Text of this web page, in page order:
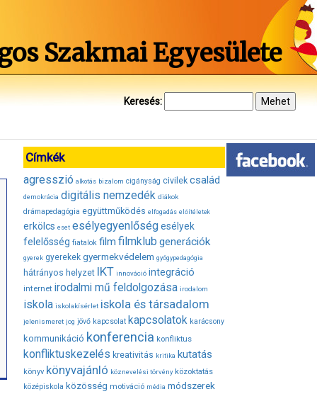
Szakmai Egyesülete
Keresés:
Címkék
agresszió alkotás bizalom cigányság civilek család
demokrácia digitális nemzedék diákok
drámapedagógia együttműködés elfogadás előítéletek
erkölcs eset esélyegyenlőségesélyek
felelősség fiatalok film filmklub generációk
gyerek gyerekek gyermekvédelem gyógypedagógia
hátrányos helyzet IKT innováció integráció
internet irodalmi mű feldolgozása irodalom
iskola iskolakísérlet iskola és társadalom
jelenismeret jog jövő kapcsolat kapcsolatok karácsony
kommunikáció konferencia konfliktus
konfliktuskezelés kreativitás kritika kutatás
könyv könyvajánló köznevelési törvény közoktatás
középiskola közösség motiváció média módszerek